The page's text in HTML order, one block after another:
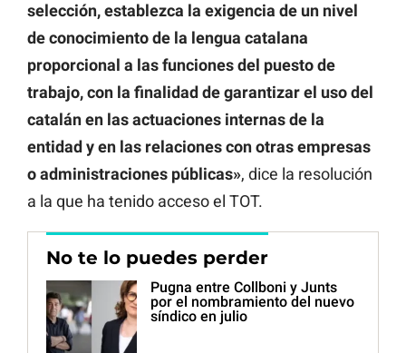
selección, establezca la exigencia de un nivel
de conocimiento de la lengua catalana
proporcional a las funciones del puesto de
trabajo, con la finalidad de garantizar el uso del
catalán en las actuaciones internas de la
entidad y en las relaciones con otras empresas
o administraciones públicas», dice la resolución
a la que ha tenido acceso el TOT.
No te lo puedes perder
Pugna entre Collboni y Junts
por el nombramiento del nuevo
síndico en julio